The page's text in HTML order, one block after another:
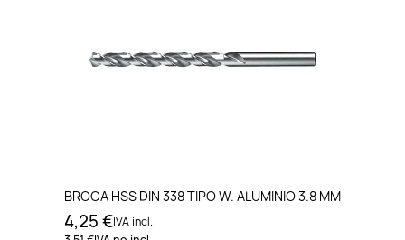
BROCA HSS DIN 338 TIPO W. ALUMINIO 3.8 MM
4,25 €IVA incl.